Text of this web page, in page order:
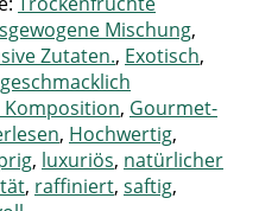
Mischung,
Zutaten., Exotisch,
geschmacklich
Komposition, Gourmet-
, Hochwertig,
, luxuriös, natürlicher
, raffiniert, saftig,